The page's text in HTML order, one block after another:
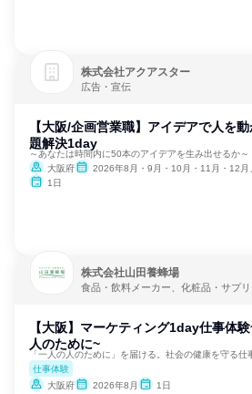
株式会社アクアスター
広告・宣伝
【大阪/企画営業職】アイデアで人を
題解決1day
～あなたは時間内に50本のアイデアを生み出せるか～
大阪府
2026年8月・9月・10月・11月・12月、2027
1日
株式会社山田養蜂場
食品・飲料メーカー、化粧品・サプ
【大阪】マーケティング1day仕事体
人のために~
「一人の人のために」を届ける。社会の健康を守る仕
仕事体験
大阪府
2026年8月 1日